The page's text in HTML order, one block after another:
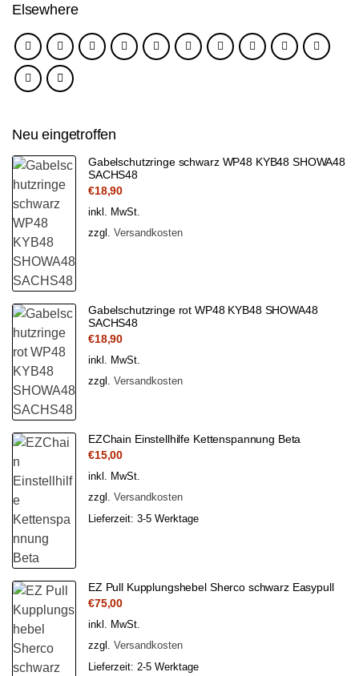
Elsewhere
Neu eingetroffen
Gabelschutzringe schwarz WP48 KYB48 SHOWA48
SACHS48
€18,90
inkl. MwSt.
zzgl. Versandkosten
Gabelschutzringe rot WP48 KYB48 SHOWA48
SACHS48
€18,90
inkl. MwSt.
zzgl. Versandkosten
EZChain Einstellhilfe Kettenspannung Beta
€15,00
inkl. MwSt.
zzgl. Versandkosten
Lieferzeit: 3-5 Werktage
EZ Pull Kupplungshebel Sherco schwarz Easypull
€75,00
inkl. MwSt.
zzgl. Versandkosten
Lieferzeit: 2-5 Werktage